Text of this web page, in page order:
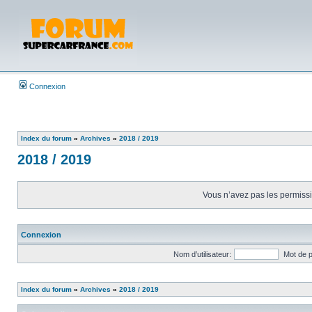
Connexion
Index du forum » Archives » 2018 / 2019
2018 / 2019
Vous n’avez pas les
Connexion
Nom d’utilisateur: Mot de
Index du forum » Archives » 2018 / 2019